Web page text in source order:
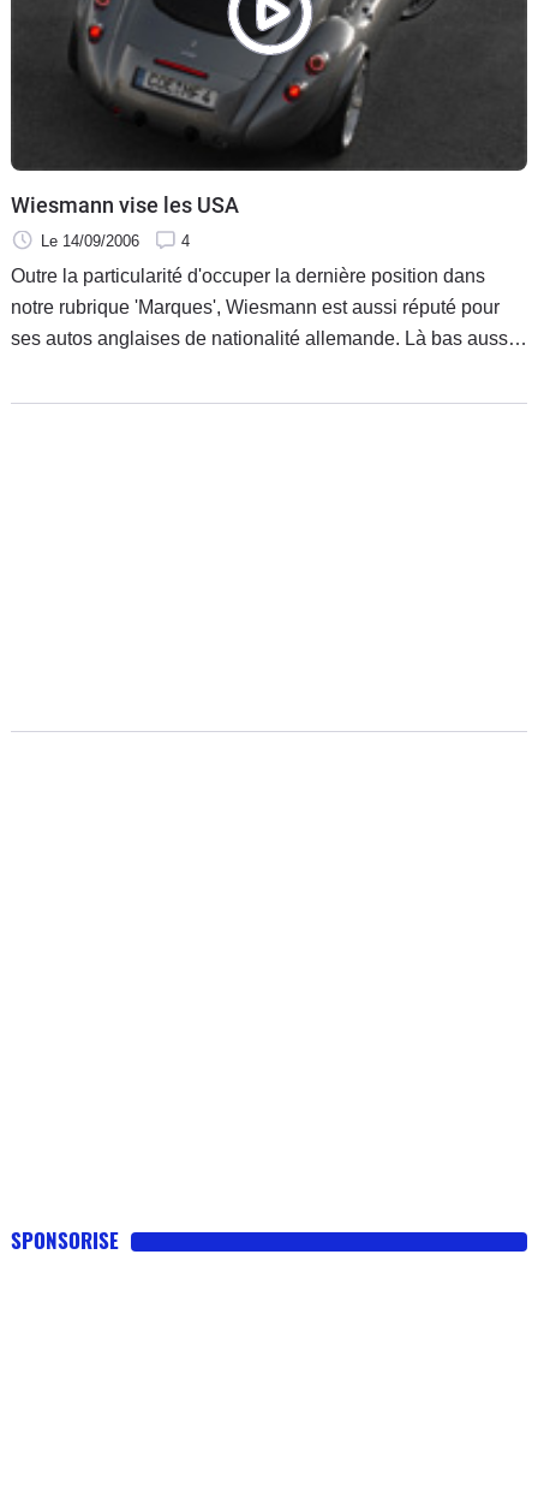
Wiesmann vise les USA
Le 14/09/2006 4
Outre la particularité d'occuper la dernière position dans
notre rubrique 'Marques', Wiesmann est aussi réputé pour
ses autos anglaises de nationalité allemande. Là bas aussi
SPONSORISE